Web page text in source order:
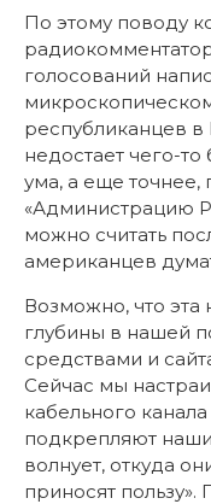
По этому поводу
голосований
республиканцев в
недостает чего-
ума, а еще точнее,
«Администрацию
можно считать
американцев
Возможно, что эта
глубины в нашей
средствами и
Сейчас мы
кабельного
подкрепляют
волнует, откуда
приносят